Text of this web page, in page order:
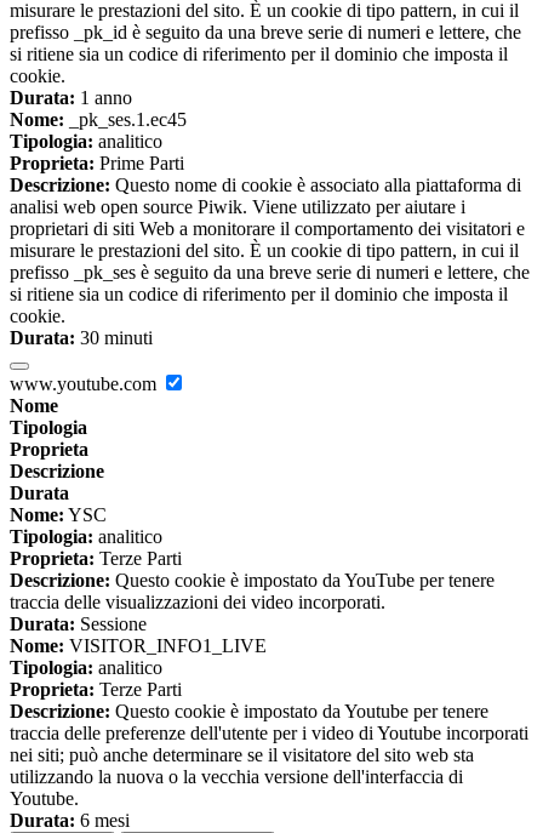
misurare le prestazioni del sito. È un cookie di tipo pattern, in cui il
prefisso _pk_id è seguito da una breve serie di numeri e lettere, che
si ritiene sia un codice di riferimento per il dominio che imposta il
cookie.
Durata: 1 anno
Nome: _pk_ses.1.ec45
Tipologia: analitico
Proprieta: Prime Parti
Descrizione: Questo nome di cookie è associato alla piattaforma di
analisi web open source Piwik. Viene utilizzato per aiutare i
proprietari di siti Web a monitorare il comportamento dei visitatori e
misurare le prestazioni del sito. È un cookie di tipo pattern, in cui il
prefisso _pk_ses è seguito da una breve serie di numeri e lettere, che
si ritiene sia un codice di riferimento per il dominio che imposta il
cookie.
Durata: 30 minuti
www.youtube.com
Nome
Tipologia
Proprieta
Descrizione
Durata
Nome: YSC
Tipologia: analitico
Proprieta: Terze Parti
Descrizione: Questo cookie è impostato da YouTube per tenere
traccia delle visualizzazioni dei video incorporati.
Durata: Sessione
Nome: VISITOR_INFO1_LIVE
Tipologia: analitico
Proprieta: Terze Parti
Descrizione: Questo cookie è impostato da Youtube per tenere
traccia delle preferenze dell'utente per i video di Youtube incorporati
nei siti; può anche determinare se il visitatore del sito web sta
utilizzando la nuova o la vecchia versione dell'interfaccia di
Youtube.
Durata: 6 mesi